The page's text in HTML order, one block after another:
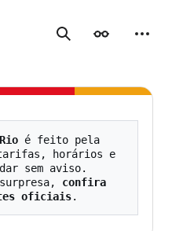
PesquisaAparência
é feito pela
tarifas, horários e
sem aviso.
surpresa,
confira
oficiais